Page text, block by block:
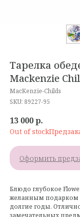
Тарелка
Mackenzie
MacKenzie-Childs
SKU: 89227-95
13 000р.
Out of stock
Оформить
Блюдо глубокое
желанным подарком
долгие годы.